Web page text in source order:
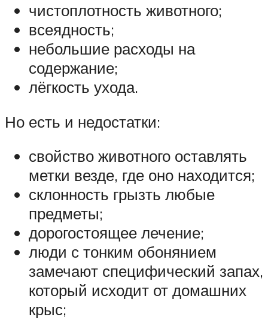
чистоплотность животного;
всеядность;
небольшие расходы на
содержание;
лёгкость ухода.
Но есть и недостатки:
свойство животного оставлять
метки везде, где оно находится;
склонность грызть любые
предметы;
дорогостоящее лечение;
люди с тонким обонянием
замечают специфический запах,
который исходит от домашних
крыс;